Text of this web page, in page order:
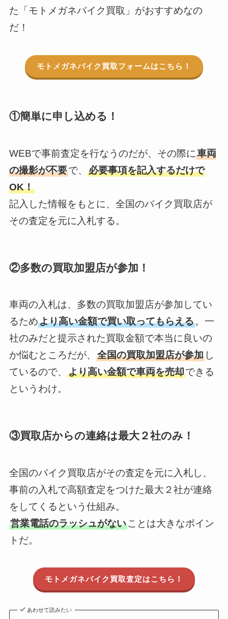
た「モトメガネバイク買取」がおすすめなの
だ！
モトメガネバイク買取フォームはこちら！
①簡単に申し込める！
WEBで事前査定を行なうのだが、その際に車両
の撮影が不要で、 必要事項を記入するだけで
OK！
記入した情報をもとに、全国のバイク買取店が
その査定を元に入札する。
②多数の買取加盟店が参加！
車両の入札は、多数の買取加盟店が参加してい
るためより高い金額で買い取ってもらえる。一
社のみだと提示された買取金額で本当に良いの
か悩むところだが、 全国の買取加盟店が参加し
ているので、 より高い金額で車両を売却できる
というわけ。
③買取店からの連絡は最大２社のみ！
全国のバイク買取店がその査定を元に入札し、
事前の入札で高額査定をつけた最大２社が連絡
をしてくるという仕組み。
営業電話のラッシュがないことは大きなポイン
トだ。
モトメガネバイク買取査定はこちら！
あわせて読みたい